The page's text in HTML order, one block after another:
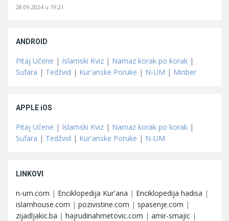
28.09.2024 u 19:21
ANDROID
Pitaj Učene | Islamski Kviz | Namaz korak po korak |
Sufara | Tedžvid | Kur'anske Poruke | N-UM | Minber
APPLE iOS
Pitaj Učene | Islamski Kviz | Namaz korak po korak |
Sufara | Tedžvid | Kur'anske Poruke | N-UM
LINKOVI
n-um.com | Enciklopedija Kur'ana | Enciklopedija hadisa |
islamhouse.com | pozivistine.com | spasenje.com |
zijadljakic.ba | hajrudinahmetovic.com | amir-smajic |